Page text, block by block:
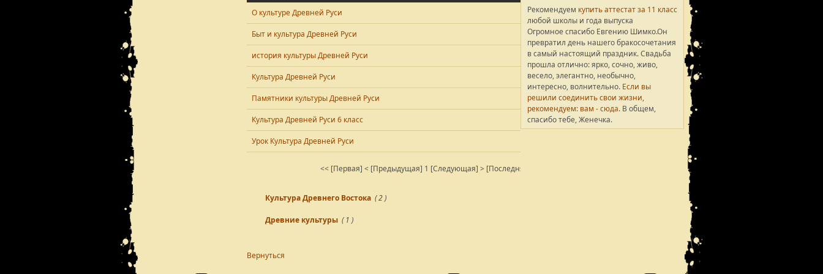
О культуре Древней Руси
742
Быт и культура Древней Руси 1321
история культуры Древней Руси 710
Культура Древней Руси 999
Памятники культуры Древней Руси 8452
Культура Древней Руси 6 класс 3443
Урок Культура Древней Руси
<< [Первая] < [Предыдущая] 1 [Следующая] > [Последняя] >>
Культура Древнего Востока ( 2 )
Древние культуры ( 1 )
Вернуться
Рекомендуем купить аттестат за 11 класс
любой школы и года выпуска
Огромное спасибо Евгению Шимко.Он
превратил день нашего бракосочетания
в самый настоящий праздник. Свадьба
прошла отлично: ярко, сочно, живо,
весело, элегантно, необычно,
интересно, волнительно. Если вы
решили соединить свои жизни,
рекомендуем: вам - сюда. В общем,
спасибо тебе, Женечка.